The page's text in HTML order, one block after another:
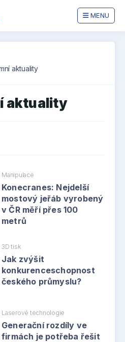
MENU
aktuality
aktuality
Manipulace
Konecranes: Nejdelší
mostový jeřáb vyrobený
v ČR měří přes 100
metrů
3D tisk
Jak zvýšit
konkurenceschopnost
českého průmyslu?
Laserové technologie
Generační rozdíly ve
firmách je potřeba řešit